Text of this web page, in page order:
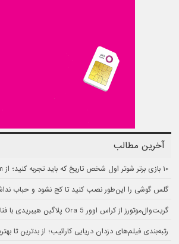
آخرین مطالب
۱۰ بازی برتر شوتر اول شخص تاریخ که باید تجربه کنید؛ از Doom تا Halo 3
گلس گوشی را این‌طور نصب کنید تا کج نشود و حباب
گریت‌وال‌موتورز از کراس اوور Ora 5 پلاگین هیبریدی با فناوری Hi2 رونمایی کرد
رتبه‌بندی فیلم‌های دزدان دریایی کارائیب؛ از بدترین تا